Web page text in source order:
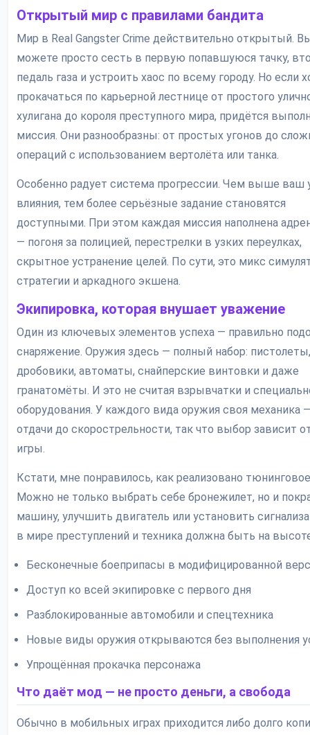
Открытый мир с правилами бандита
Мир в Real Gangster Crime действительно открытый.
можете просто сесть в первую попавшуюся тачку,
педаль газа и устроить хаос по всему городу. Но если
прокачаться по карьерной лестнице от простого
хулигана до короля преступного мира, придётся
миссия. Они разнообразны: от простых угонов до
операций с использованием вертолёта или танка.
Особенно радует система прогрессии. Чем выше ваш
влияния, тем более серьёзные задание становятся
доступными. При этом каждая миссия наполнена
— погоня за полицией, перестрелки в узких переулках,
скрытное устранение целей. По сути, это микс
стратегии и аркадного экшена.
Экипировка, которая внушает уважение
Один из ключевых элементов успеха — правильно
снаряжение. Оружия здесь — полный набор: пистолеты,
дробовики, автоматы, снайперские винтовки и даже
гранатомёты. И это не считая взрывчатки и
оборудования. У каждого вида оружия своя механика
отдачи до скорострельности, так что выбор зависит
игры.
Кстати, мне понравилось, как реализовано
Можно не только выбрать себе бронежилет, но и
машину, улучшить двигатель или установить
в мире преступлений и техника должна быть на
Бесконечные боеприпасы в модифицированной
Доступ ко всей экипировке с первого дня
Разблокированные автомобили и спецтехника
Новые виды оружия открываются без выполнения
Упрощённая прокачка персонажа
Что даёт мод — не просто деньги, а свобода
Обычно в мобильных играх приходится либо долго